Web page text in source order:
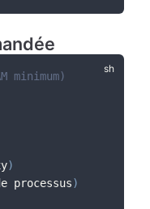
minimum)
)
processus)